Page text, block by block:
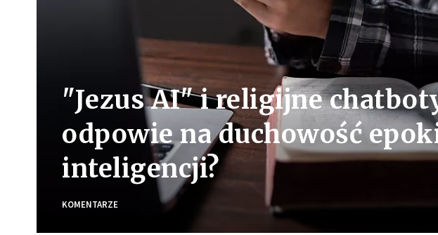
"Jezus AI" i religijne
odpowie na duchowość
inteligencji?
KOMENTARZE